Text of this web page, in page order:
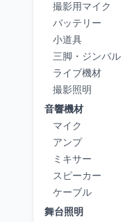
撮影用マイク
バッテリー
小道具
三脚・ジンバル
ライブ機材
撮影照明
音響機材
マイク
アンプ
ミキサー
スピーカー
ケーブル
舞台照明